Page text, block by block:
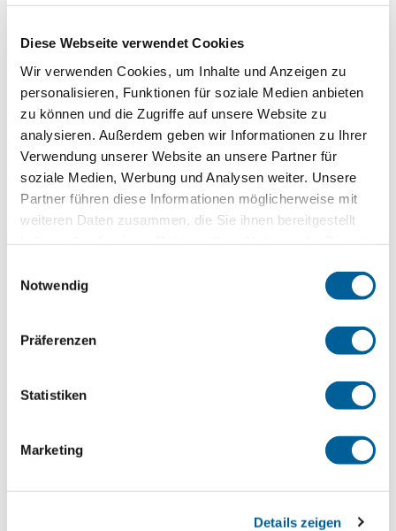
Diese Webseite verwendet Cookies
Wir verwenden Cookies, um Inhalte und Anzeigen zu
personalisieren, Funktionen für soziale Medien anbieten
zu können und die Zugriffe auf unsere Website zu
analysieren. Außerdem geben wir Informationen zu Ihrer
Verwendung unserer Website an unsere Partner für
soziale Medien, Werbung und Analysen weiter. Unsere
Partner führen diese Informationen möglicherweise mit
weiteren Daten zusammen, die Sie ihnen bereitgestellt
Notwendig
Präferenzen
Statistiken
Marketing
Details zeigen
Tochter brauchten in den vergangenen Wochen
besonders starke Nerven. Den kompletten Artikel
könnt ihr hier nachlesen: aero.de
Waren auch Sie von einer Flugverspätung oder
Annullierung betroffen?
Subscribe